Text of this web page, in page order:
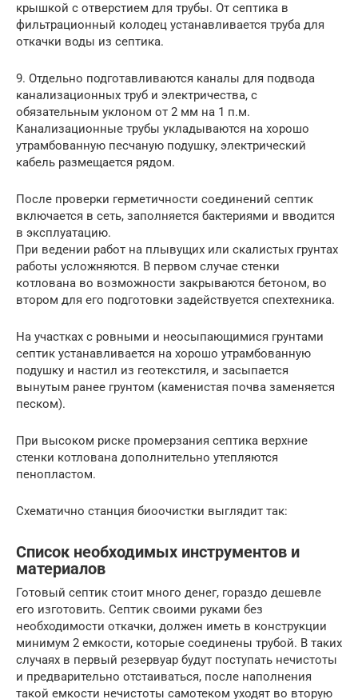
крышкой с отверстием для трубы. От септика в
фильтрационный колодец устанавливается труба для
откачки воды из септика.
9. Отдельно подготавливаются каналы для подвода
канализационных труб и электричества, с
обязательным уклоном от 2 мм на 1 п.м.
Канализационные трубы укладываются на хорошо
утрамбованную песчаную подушку, электрический
кабель размещается рядом.
После проверки герметичности соединений септик
включается в сеть, заполняется бактериями и вводится
в эксплуатацию.
При ведении работ на плывущих или скалистых грунтах
работы усложняются. В первом случае стенки
котлована во возможности закрываются бетоном, во
втором для его подготовки задействуется спехтехника.
На участках с ровными и неосыпающимися грунтами
септик устанавливается на хорошо утрамбованную
подушку и настил из геотекстиля, и засыпается
вынутым ранее грунтом (каменистая почва заменяется
песком).
При высоком риске промерзания септика верхние
стенки котлована дополнительно утепляются
пенопластом.
Схематично станция биоочистки выглядит так:
Список необходимых инструментов и
материалов
Готовый септик стоит много денег, гораздо дешевле
его изготовить. Септик своими руками без
необходимости откачки, должен иметь в конструкции
минимум 2 емкости, которые соединены трубой. В таких
случаях в первый резервуар будут поступать нечистоты
и предварительно отстаиваться, после наполнения
такой емкости нечистоты самотеком уходят во вторую